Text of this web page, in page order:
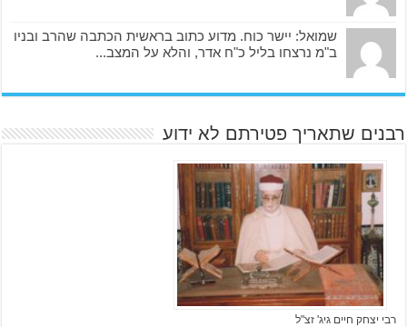
שמואל: יישר כוח. מדוע כתוב בראשית הכתבה שהרב ובניו
ב"מ נרצחו בליל כ"ח אדר, והלא על המצב...
רבנים שתאריך פטירתם לא ידוע
רבי יצחק חיים גיג' זצ"ל